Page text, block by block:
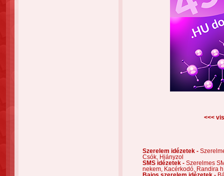
<<<
Szerelem idézetek -
Csók,
Hiányzol
SMS idézetek - Szerelmes
nekem,
Kacérkodó,
Randira